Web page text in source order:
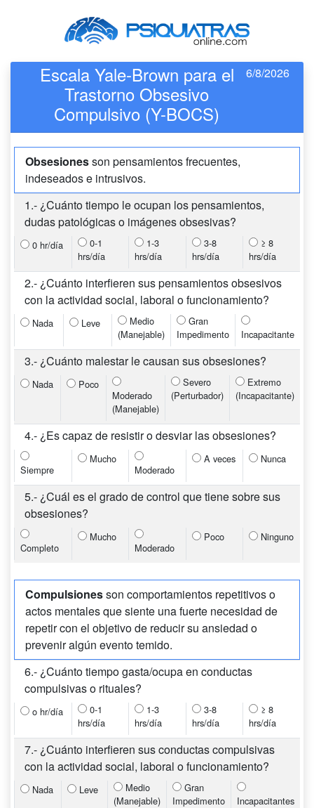
Escala Yale-Brown para el
Trastorno Obsesivo
Compulsivo (Y-BOCS)
6/8/2026
Obsesionesson pensamientos frecuentes,
indeseados e intrusivos.
1.- ¿Cuánto tiempo le ocupan los pensamientos,
dudas patológicas o imágenes obsesivas?
0 hr/día
0-1
hrs/día
1-3
hrs/día
3-8
hrs/día
≥ 8
hrs/día
2.- ¿Cuánto interfieren sus pensamientos obsesivos
con la actividad social, laboral o funcionamiento?
Nada Leve
Medio
(Manejable)
Gran
Impedimento
Incapacitante
3.- ¿Cuánto malestar le causan sus obsesiones?
Nada
Poco
Moderado
(Manejable)
Severo
(Perturbador)
Extremo
(Incapacitante)
4.- ¿Es capaz de resistir o desviar las obsesiones?
Siempre
Mucho
Moderado
A veces Nunca
5.- ¿Cuál es el grado de control que tiene sobre sus
obsesiones?
Completo
Mucho
Moderado
Poco Ninguno
Compulsionesson comportamientos repetitivos o
actos mentales que siente una fuerte necesidad de
repetir con el objetivo de reducir su ansiedad o
prevenir algún evento temido.
6.- ¿Cuánto tiempo gasta/ocupa en conductas
compulsivas o rituales?
o hr/día
0-1
hrs/día
1-3
hrs/día
3-8
hrs/día
≥ 8
hrs/día
7.- ¿Cuánto interfieren sus conductas compulsivas
con la actividad social, laboral o funcionamiento?
Nada Leve
Medio
(Manejable)
Gran
Impedimento
Incapacitantes